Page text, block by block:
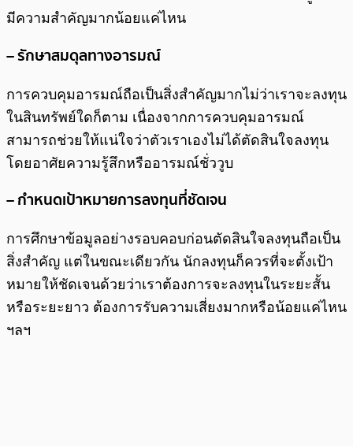
มีความสำคัญมากน้อยแค่ไหน
– รักษาสมดุลทางอารมณ์
การควบคุมอารมณ์ถือเป็นสิ่งสำคัญมากไม่ว่าเราจะลงทุน
ในสินทรัพย์ใดก็ตาม เนื่องจากการควบคุมอารมณ์
สามารถช่วยให้แน่ใจว่าตัวเราเองไม่ได้ตัดสินใจลงทุน
โดยอาศัยความรู้สึกหรืออารมณ์ชั่ววูบ
– กำหนดเป้าหมายการลงทุนที่ชัดเจน
การศึกษาข้อมูลอย่างรอบคอบก่อนตัดสินใจลงทุนถือเป็น
สิ่งสำคัญ แต่ในขณะเดียวกัน นักลงทุนก็ควรที่จะตั้งเป้า
หมายให้ชัดเจนด้วยว่าเราต้องการจะลงทุนในระยะสั้น
หรือระยะยาว ต้องการรับความเสี่ยงมากหรือน้อยแค่ไหน
ฯลฯ